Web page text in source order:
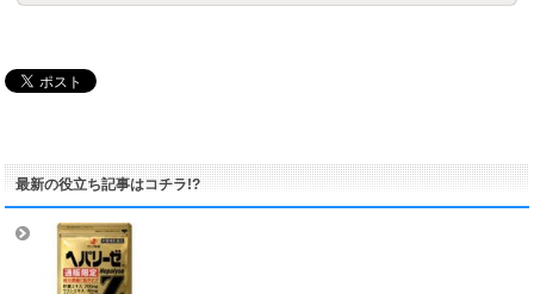
最新の役立ち記事はコチラ!?